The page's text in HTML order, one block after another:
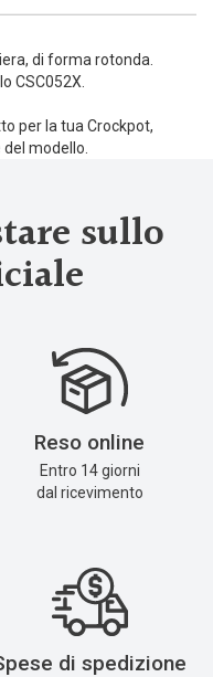
di forma rotonda.
CSC052X.
per la tua Crockpot,
modello.
sullo
Reso online
Entro 14 giorni
dal ricevimento
di spedizione